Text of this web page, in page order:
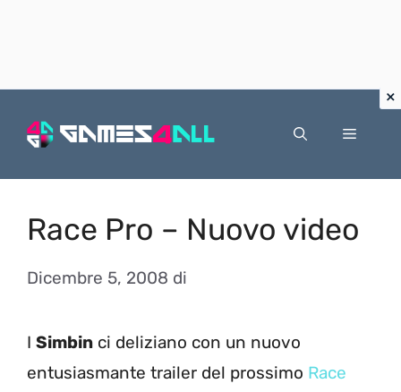
Menu
Race Pro – Nuovo video
Dicembre 5, 2008 di
I Simbin ci deliziano con un nuovo
entusiasmante trailer del prossimo Race